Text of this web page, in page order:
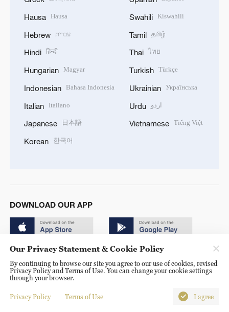
Hausa Hausa
Hebrew עברית
Hindi हिन्दी
Hungarian Magyar
Indonesian Bahasa Indonesia
Italian Italiano
Japanese 日本語
Korean 한국어
Swahili Kiswahili
Tamil தமிழ்
Thai ไทย
Turkish Türkçe
Ukrainian Українська
Urdu اردو
Vietnamese Tiếng Việt
DOWNLOAD OUR APP
© China Radio International.CRI. All Rights Reserved. 16A
Shijingshan Road, Beijing, China. 100040
Our Privacy Statement & Cookie Policy
By continuing to browse our site you agree to our use of cookies, revised
Privacy Policy and Terms of Use. You can change your cookie settings
through your browser.
Privacy Policy Terms of Use I agree